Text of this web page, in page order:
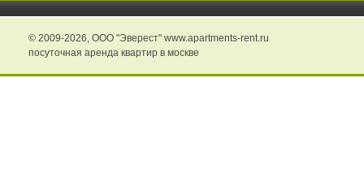
© 2009-2026, ООО "Эверест" www.apartments-rent.ru
посуточная аренда квартир в москве